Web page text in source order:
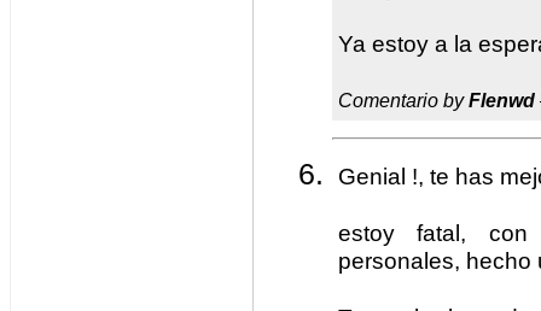
Ya estoy a la
Comentario byFlenwd
Genial !, te has
estoy fatal, con
personales, hecho